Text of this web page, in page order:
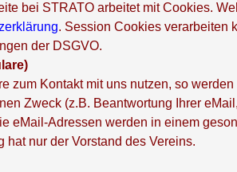
bei STRATO arbeitet mit Cookies.
. Session Cookies verarbeiten
der DSGVO.
zum Kontakt mit uns nutzen, so
Zweck (z.B. Beantwortung Ihrer
eMail-Adressen werden in einem
nur der Vorstand des Vereins.